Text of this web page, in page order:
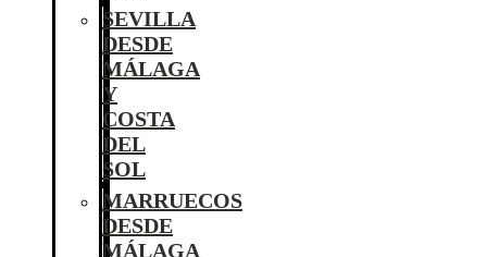
SEVILLA
DESDE
MÁLAGA
Y
COSTA
DEL
SOL
MARRUECOS
DESDE
MÁLAGA